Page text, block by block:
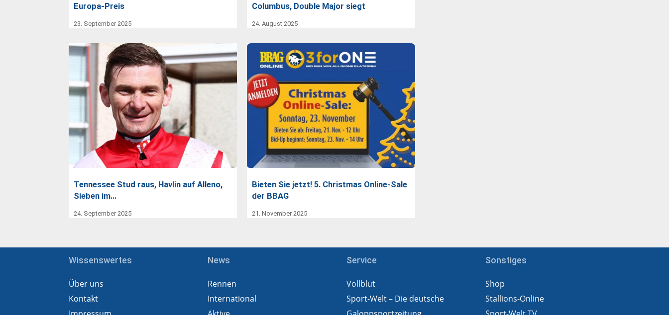
Europa-Preis
23. September 2025
Columbus, Double Major siegt
24. August 2025
Tennessee Stud raus, Havlin auf Alleno,
Sieben im…
24. September 2025
Bieten Sie jetzt! 5. Christmas Online-Sale
der BBAG
21. November 2025
Wissenswertes
Über uns
Kontakt
News
Rennen
International
Service
Vollblut
Sport-Welt – Die deutsche
Sonstiges
Shop
Stallions-Online